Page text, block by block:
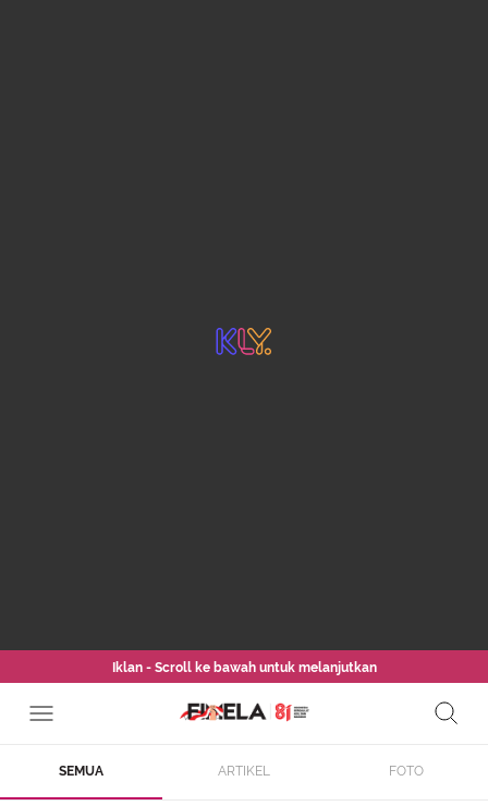
Iklan - Scroll ke bawah untuk melanjutkan
SEMUA ARTIKEL FOTO